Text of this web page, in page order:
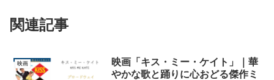
関連記事
映画
映画「キス・ミー・ケイト」｜華
やかな歌と踊りに心おどる傑作ミ